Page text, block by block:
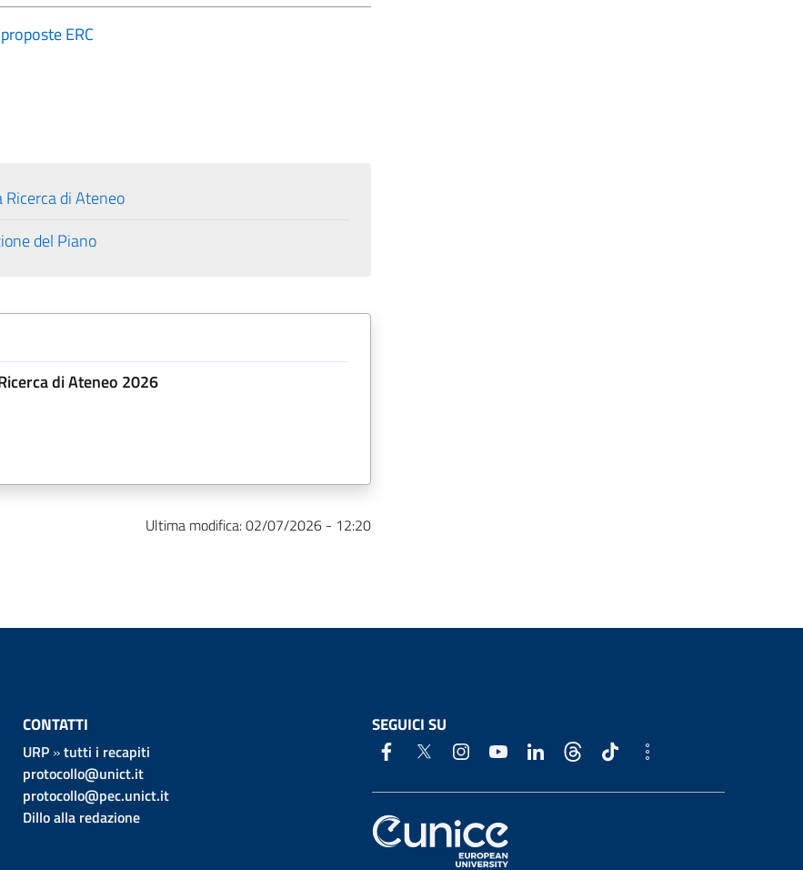
ERC
di Ateneo
del Piano
di Ateneo 2026
Ultima modifica:02/07/2026 - 12:20
CONTATTI
URP»tutti i recapiti
protocollo@unict.it
protocollo@pec.unict.it
Dillo alla redazione
SEGUICI SU